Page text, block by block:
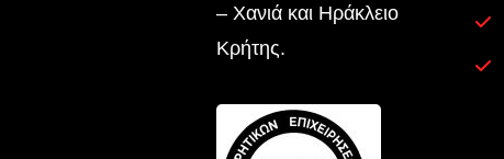
– Χανιά και Ηράκλειο
Κρήτης.